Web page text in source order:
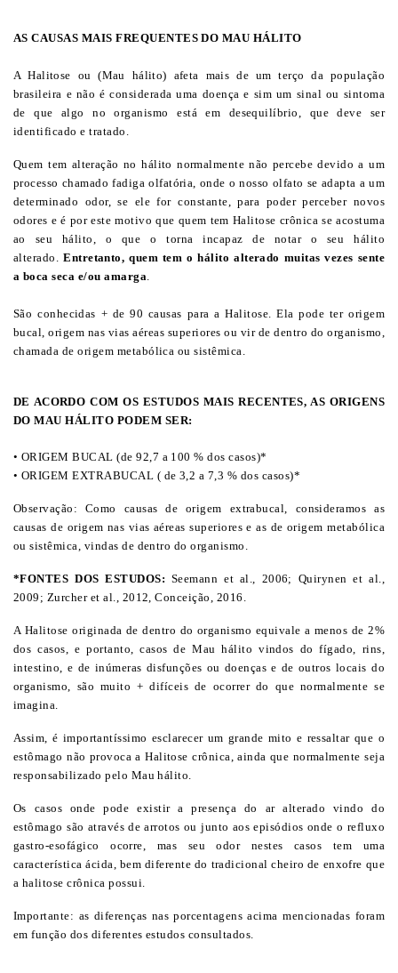
AS CAUSAS MAIS FREQUENTES DO MAU HÁLITO
A Halitose ou (Mau hálito) afeta mais de um terço da população
brasileira e não é considerada uma doença e sim um sinal ou sintoma
de que algo no organismo está em desequilíbrio, que deve ser
identificado e tratado.
Quem tem alteração no hálito normalmente não percebe devido a um
processo chamado fadiga olfatória, onde o nosso olfato se adapta a um
determinado odor, se ele for constante, para poder perceber novos
odores e é por este motivo que quem tem Halitose crônica se acostuma
ao seu hálito, o que o torna incapaz de notar o seu hálito
alterado.Entretanto, quem tem o hálito alterado muitas vezes sente
a boca seca e/ou amarga.
São conhecidas + de 90 causas para a Halitose. Ela pode ter origem
bucal, origem nas vias aéreas superiores ou vir de dentro do organismo,
chamada de origem metabólica ou sistêmica.
DE ACORDO COM OS ESTUDOS MAIS RECENTES, AS ORIGENS
DO MAU HÁLITO PODEM SER:
• ORIGEM BUCAL (de 92,7 a 100 % dos casos)*
• ORIGEM EXTRABUCAL ( de 3,2 a 7,3 % dos casos)*
Observação: Como causas de origem extrabucal, consideramos as
causas de origem nas vias aéreas superiores e as de origem metabólica
ou sistêmica, vindas de dentro do organismo.
*FONTES DOS ESTUDOS: Seemann et al., 2006; Quirynen et al.,
2009; Zurcher et al., 2012, Conceição, 2016.
A Halitose originada de dentro do organismo equivale a menos de 2%
dos casos, e portanto, casos de Mau hálito vindos do fígado, rins,
intestino, e de inúmeras disfunções ou doenças e de outros locais do
organismo, são muito + difíceis de ocorrer do que normalmente se
imagina.
Assim, é importantíssimo esclarecer um grande mito e ressaltar que o
estômago não provoca a Halitose crônica, ainda que normalmente seja
responsabilizado pelo Mau hálito.
Os casos onde pode existir a presença do ar alterado vindo do
estômago são através de arrotos ou junto aos episódios onde o refluxo
gastro-esofágico ocorre, mas seu odor nestes casos tem uma
característica ácida, bem diferente do tradicional cheiro de enxofre que
a halitose crônica possui.
Importante: as diferenças nas porcentagens acima mencionadas foram
em função dos diferentes estudos consultados.